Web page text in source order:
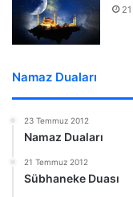
Namaz Duaları
23 Temmuz 2012
Namaz Duaları
21 Temmuz 2012
Sübhaneke Duası